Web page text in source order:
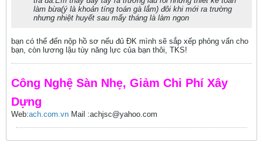
làm bừa(ý là khoản tíng toán gà lắm) đôi khi mới ra trường
nhưng nhiệt huyết sau mấy tháng là làm ngon
bạn có thể đến nộp hồ sơ nếu đủ ĐK mình sẽ sắp xếp phỏng vấn cho
bạn, còn lương lậu tùy năng lực của bạn thôi, TKS!
Công Nghệ Sàn Nhẹ, Giảm Chi Phí Xây
Dựng
Web:ach.com.vn Mail :achjsc@yahoo.com